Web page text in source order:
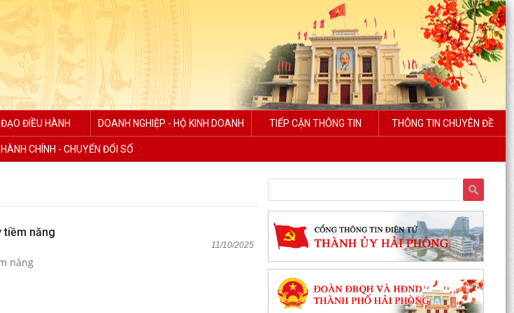
ĐIỀU HÀNH DOANH NGHIỆP - HỘ KINH DOANH TIẾP CẬN THÔNG TIN THÔNG TIN CHUYÊN ĐỀ
CHÍNH - CHUYỂN ĐỔI SỐ
tiềm năng
11/10/2025
năng